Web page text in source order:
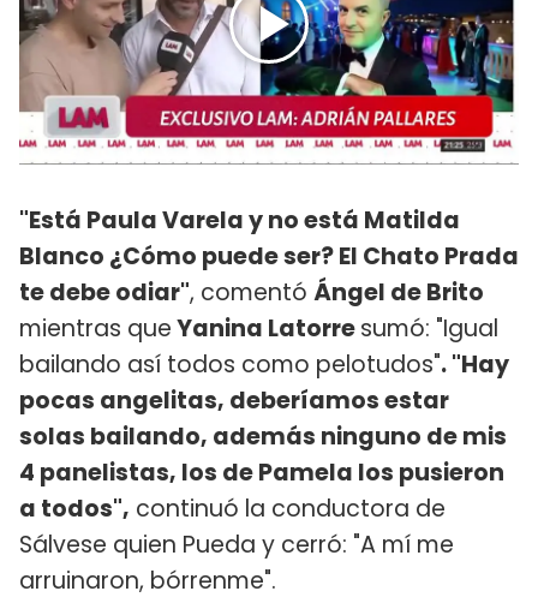
"Está Paula Varela y no está Matilda
Blanco ¿Cómo puede ser? El Chato Prada
te debe odiar", comentó Ángel de Brito
mientras queYanina Latorresumó: "Igual
bailando así todos como pelotudos". "Hay
pocas angelitas, deberíamos estar
solas bailando, además ninguno de mis
4 panelistas, los de Pamela los pusieron
a todos", continuó la conductora de
Sálvese quien Pueda y cerró: "A mí me
arruinaron, bórrenme".